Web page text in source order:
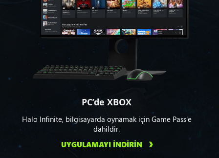
PC’de XBOX
Halo Infinite, bilgisayarda oynamak için Game Pass'e
dahildir.
UYGULAMAYI İNDİRİN